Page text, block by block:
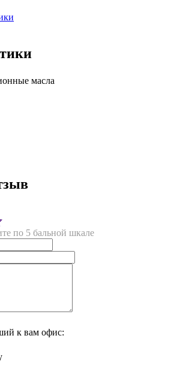
масла
по 5 бальной шкале
к вам офис: